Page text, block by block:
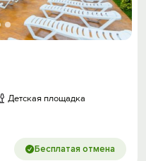
Детская площадка
Бесплатая отмена